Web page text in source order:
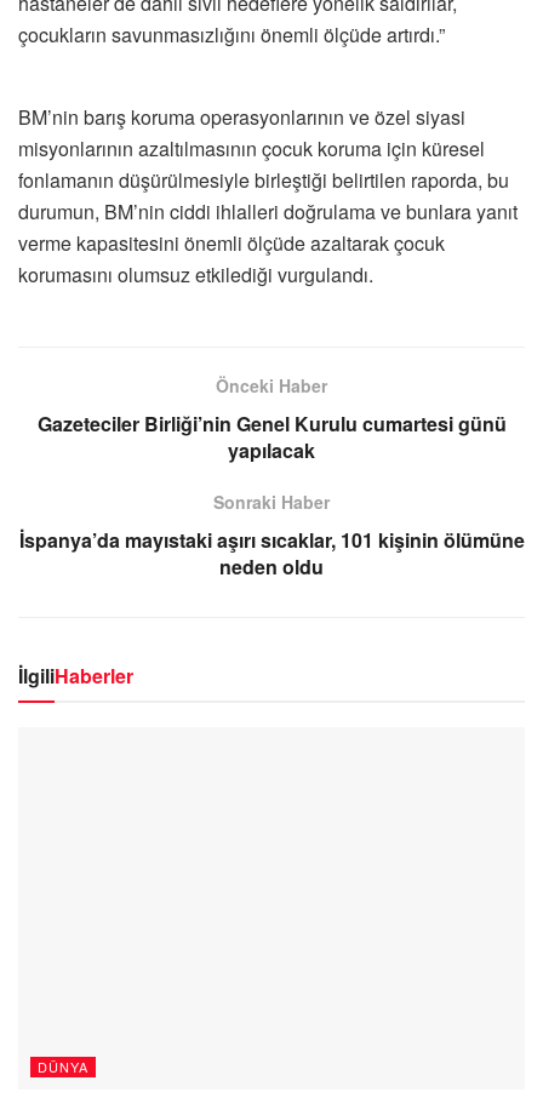
çocukların savunmasızlığını önemli ölçüde artırdı.”
BM’nin barış koruma operasyonlarının ve özel siyasi
misyonlarının azaltılmasının çocuk koruma için küresel
fonlamanın düşürülmesiyle birleştiği belirtilen raporda, bu
durumun, BM’nin ciddi ihlalleri doğrulama ve bunlara yanıt
verme kapasitesini önemli ölçüde azaltarak çocuk
korumasını olumsuz etkilediği vurgulandı.
Önceki Haber
Gazeteciler Birliği’nin Genel Kurulu cumartesi günü
yapılacak
Sonraki Haber
İspanya’da mayıstaki aşırı sıcaklar, 101 kişinin ölümüne
neden oldu
İlgiliHaberler
DÜNYA